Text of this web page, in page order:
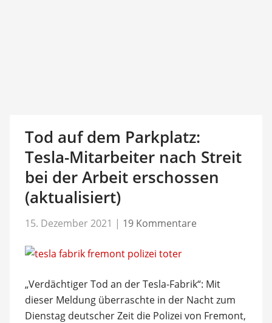
Tod auf dem Parkplatz:
Tesla-Mitarbeiter nach Streit
bei der Arbeit erschossen
(aktualisiert)
15. Dezember 2021 | 19 Kommentare
„Verdächtiger Tod an der Tesla-Fabrik“: Mit
dieser Meldung überraschte in der Nacht zum
Dienstag deutscher Zeit die Polizei von Fremont,